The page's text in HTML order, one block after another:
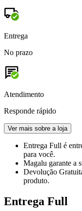
Entrega
No prazo
Atendimento
Responde rápido
Ver mais sobre a loja
Entrega Full é
para você.
Magalu garante a
Devolução
produto.
Entrega Full